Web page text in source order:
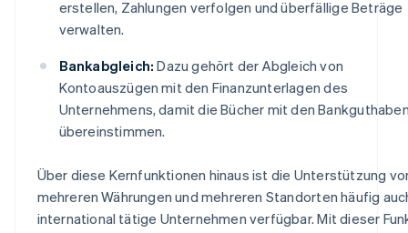
erstellen, Zahlungen verfolgen und überfällige Beträge
verwalten.
Bankabgleich: Dazu gehört der Abgleich von
Kontoauszügen mit den Finanzunterlagen des
Unternehmens, damit die Bücher mit den
übereinstimmen.
Über diese Kernfunktionen hinaus ist die Unterstützung
mehreren Währungen und mehreren Standorten häufig
international tätige Unternehmen verfügbar. Mit dieser